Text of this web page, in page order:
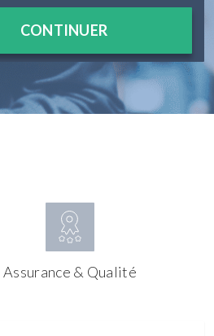
CONTINUER
Assurance & Qualité